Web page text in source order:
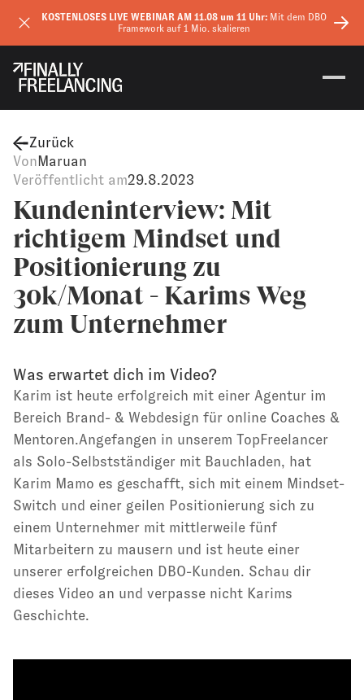
KOSTENLOSES LIVE WEBINAR AM 11.08 um 11 Uhr:Mit dem DBO
Framework auf 1 Mio. skalieren
Zurück
Von Maruan
Veröffentlicht am29.8.2023
Kundeninterview: Mit
richtigem Mindset und
Positionierung zu
30k/Monat - Karims Weg
zum Unternehmer
Was erwartet dich im Video?
Karim ist heute erfolgreich mit einer Agentur im
Bereich Brand- & Webdesign für online Coaches &
Mentoren.Angefangen in unserem TopFreelancer
als Solo-Selbstständiger mit Bauchladen, hat
Karim Mamo es geschafft, sich mit einem Mindset-
Switch und einer geilen Positionierung sich zu
einem Unternehmer mit mittlerweile fünf
Mitarbeitern zu mausern und ist heute einer
unserer erfolgreichen DBO-Kunden. Schau dir
dieses Video an und verpasse nicht Karims
Geschichte.